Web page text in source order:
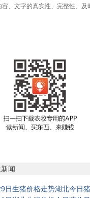
、文字的真实性、完整性、
闻
日生猪价格走势湖北今日